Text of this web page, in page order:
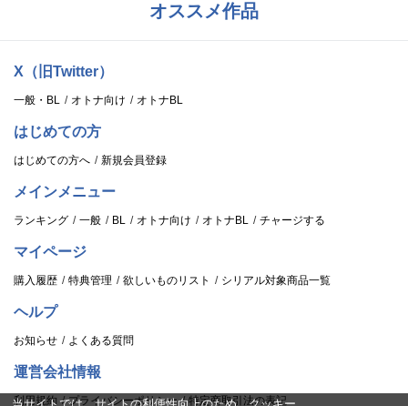
オススメ作品
X（旧Twitter）
一般・BL オトナ向け オトナBL
はじめての方
はじめての方へ 新規会員登録
メインメニュー
ランキング 一般 BL オトナ向け オトナBL チャージする
マイページ
購入履歴 特典管理 欲しいものリスト シリアル対象商品一覧
ヘルプ
お知らせ よくある質問
運営会社情報
利用規約 プライバシーポリシー 特定商取引法の表記